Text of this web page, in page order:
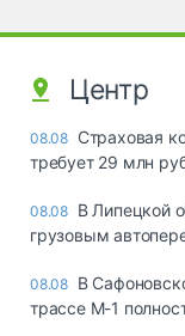
Центр
08.08 Страховая
требует 29 млн
08.08 В Липецкой
грузовым
08.08 В
трассе М-1